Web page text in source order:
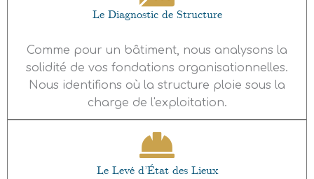
Le Diagnostic de Structure
Comme pour un bâtiment, nous analysons la
solidité de vos fondations organisationnelles.
Nous identifions où la structure ploie sous la
charge de l'exploitation.
Le Levé d’État des Lieux